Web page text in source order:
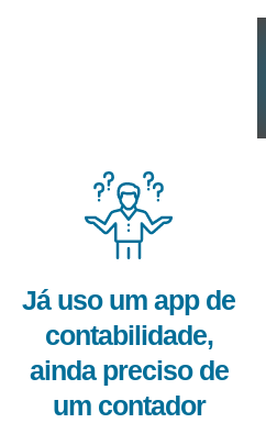
Já uso um app de
contabilidade,
ainda preciso de
um contador